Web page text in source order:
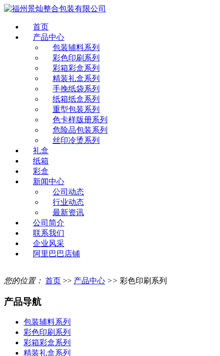
首页
产品中心
包装辅料系列
彩色印刷系列
彩箱彩盒系列
精装礼盒系列
手挽纸袋系列
纸箱纸盒系列
重型包装系列
色卡样版册系列
危险品包装系列
丝印冷烫系列
礼盒
纸箱
彩盒
新闻中心
公司动态
行业动态
最新资讯
公司简介
联系我们
企业风采
阿里巴巴店铺
您的位置： 首页 >> 产品中心 >> 彩色印刷系列
产品导航
包装辅料系列
彩色印刷系列
彩箱彩盒系列
精装礼盒系列